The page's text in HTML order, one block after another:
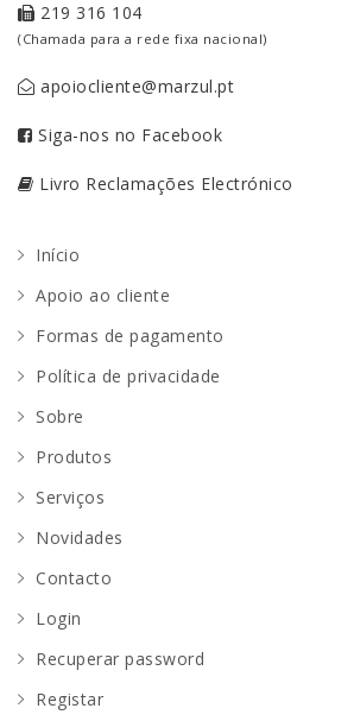
219 316 104
(Chamada para a rede fixa nacional)
apoiocliente@marzul.pt
Siga-nos no Facebook
Livro Reclamações Electrónico
Início
Apoio ao cliente
Formas de pagamento
Política de privacidade
Sobre
Produtos
Serviços
Novidades
Contacto
Login
Recuperar password
Registar